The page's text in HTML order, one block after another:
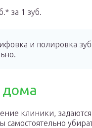
за 1 зуб.
и полировка
дома
клиники,
самостоятельно